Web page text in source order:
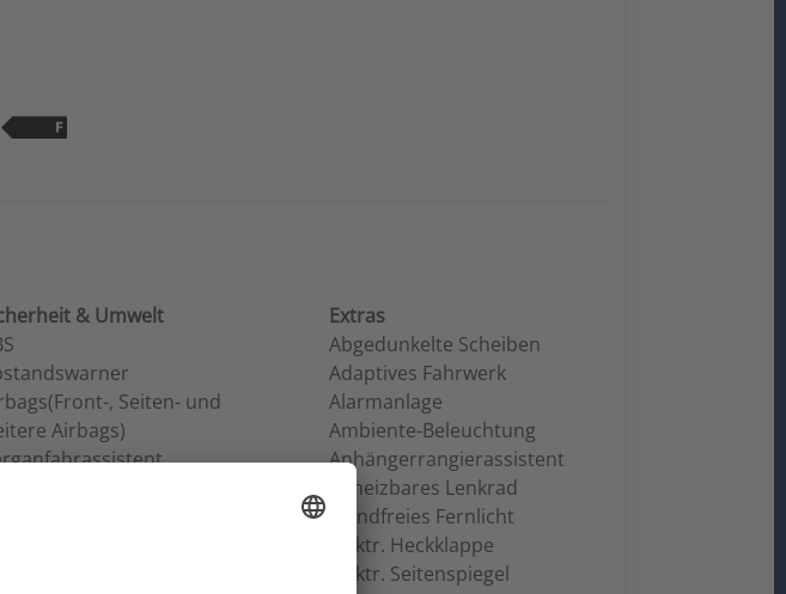
& Umwelt
, Seiten- und
Airbags)
Extras
Abgedunkelte Scheiben
Adaptives Fahrwerk
Alarmanlage
Ambiente-Beleuchtung
Anhängerrangierassistent
Beheizbares Lenkrad
Blendfreies Fernlicht
Elektr. Heckklappe
Elektr. Seitenspiegel